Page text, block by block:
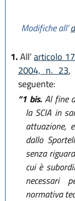
Modifiche all’
1.All’articolo
2004, n. 23,
seguente:
“1 bis.Al fine
la SCIA in
attuazione,
dallo
senza
cui è
necessari
normativa